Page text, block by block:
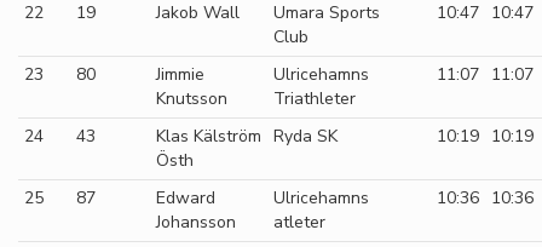
22 19 Jakob Wall
Umara Sports
Club
10:47 10:47
23 80
Jimmie
Knutsson
Ulricehamns
Triathleter
11:07 11:07
24 43
Klas Kälström
Östh
Ryda SK 10:19 10:19
25 87
Edward
Johansson
Ulricehamns
atleter
10:36 10:36